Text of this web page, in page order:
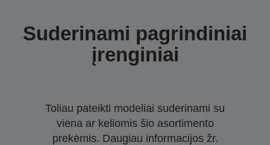
Suderinami pagrindiniai
įrenginiai
Toliau pateikti modeliai suderinami su
viena ar keliomis šio asortimento
prekėmis. Daugiau informacijos žr.